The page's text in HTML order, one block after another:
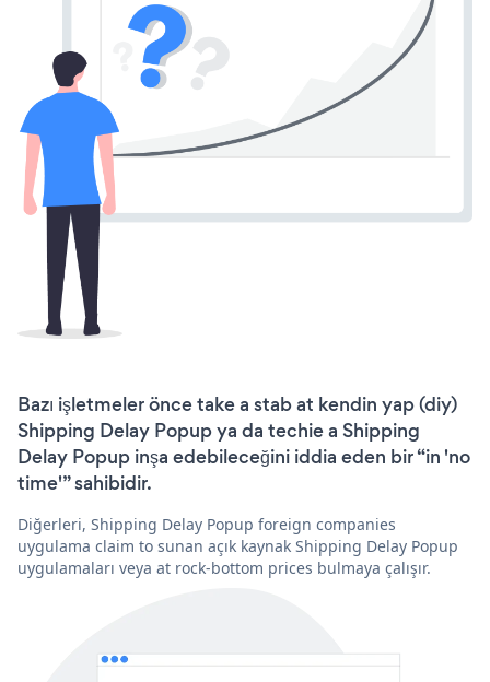
Bazı işletmeler önce take a stab at kendin yap (diy)
Shipping Delay Popup ya da techie a Shipping
Delay Popup inşa edebileceğini iddia eden bir “in 'no
time'” sahibidir.
Diğerleri, Shipping Delay Popup foreign companies
uygulama claim to sunan açık kaynak Shipping Delay Popup
uygulamaları veya at rock-bottom prices bulmaya çalışır.